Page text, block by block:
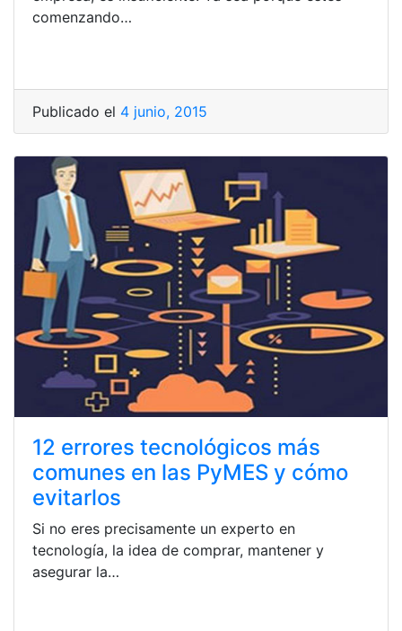
comenzando…
Publicado el 4 junio, 2015
12 errores tecnológicos más
comunes en las PyMES y cómo
evitarlos
Si no eres precisamente un experto en
tecnología, la idea de comprar, mantener y
asegurar la…